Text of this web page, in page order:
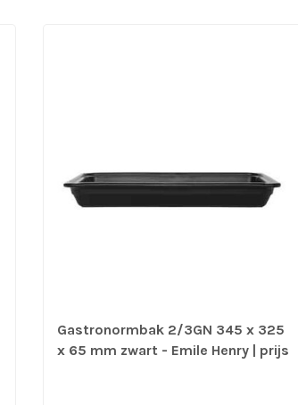
Gastronormbak 2/3GN 345 x 325
x 65 mm zwart - Emile Henry | prijs